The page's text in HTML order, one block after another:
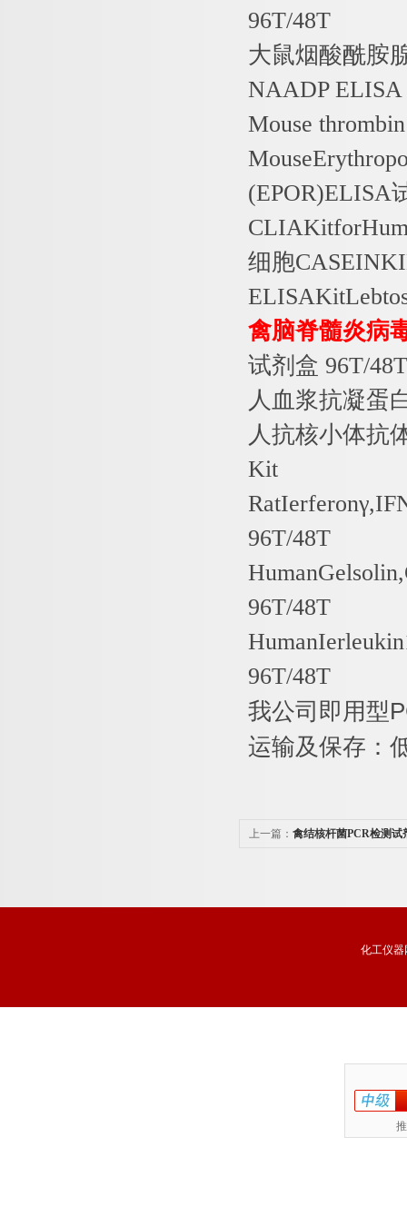
96T/48T
大鼠烟酸酰胺
NAADP
Mouse
(EPOR)ELISA
细胞
禽脑脊髓炎病
试剂盒 96T/
人血浆抗凝蛋
人抗核小体抗
Kit
RatIerferonγ
96T/48T
96T/48T
96T/48T
我公司即用型
运输及保存：
上一篇： 禽结核杆菌PCR检测试
化工仪器